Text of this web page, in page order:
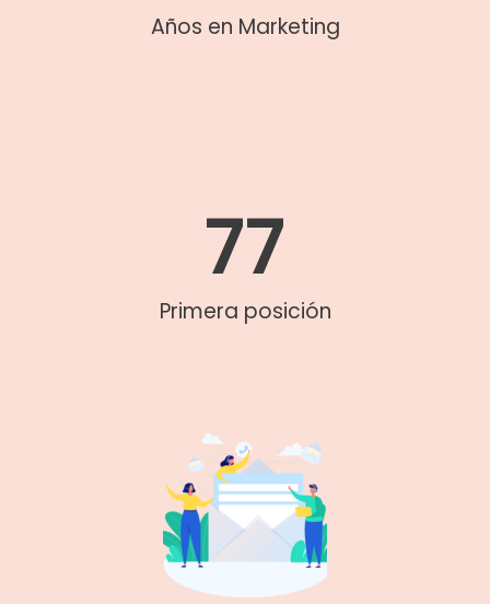
Años en Marketing
Primera posición
77